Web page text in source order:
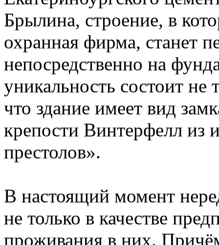
Брылина, строение, в
охранная фирма, станет
непосредственно на
уникальность состоит не
что здание имеет вид
крепости Винтерфелл из
престолов».
В настоящий момент
не только в качестве
проживания в них.